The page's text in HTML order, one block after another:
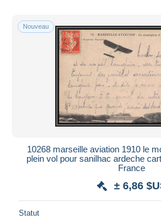
Nouveau
10268 marseille aviation 1910 le
plein vol pour sanilhac ardeche
France
± 6,86
Statut